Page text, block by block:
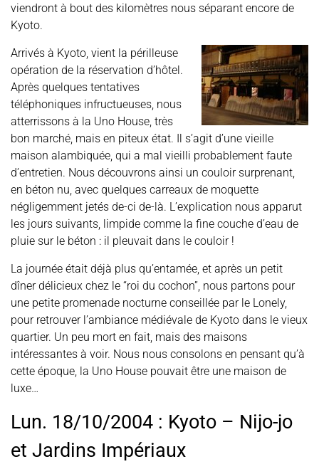
viendront à bout des kilomètres nous séparant encore de
Kyoto.
Arrivés à Kyoto, vient la périlleuse
opération de la réservation d’hôtel.
Après quelques tentatives
téléphoniques infructueuses, nous
atterrissons à la Uno House, très
bon marché, mais en piteux état. Il s’agit d’une vieille
maison alambiquée, qui a mal vieilli probablement faute
d’entretien. Nous découvrons ainsi un couloir surprenant,
en béton nu, avec quelques carreaux de moquette
négligemment jetés de-ci de-là. L’explication nous apparut
les jours suivants, limpide comme la fine couche d’eau de
pluie sur le béton : il pleuvait dans le couloir !
La journée était déjà plus qu’entamée, et après un petit
dîner délicieux chez le “roi du cochon”, nous partons pour
une petite promenade nocturne conseillée par le Lonely,
pour retrouver l’ambiance médiévale de Kyoto dans le vieux
quartier. Un peu mort en fait, mais des maisons
intéressantes à voir. Nous nous consolons en pensant qu’à
cette époque, la Uno House pouvait être une maison de
luxe…
Lun. 18/10/2004 : Kyoto – Nijo-jo
et Jardins Impériaux